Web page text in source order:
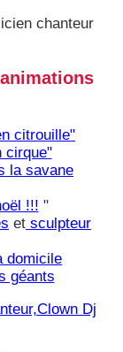
chanteur
citrouille"
cirque"
la savane
!!! "
et sculpteur
domicile
géants
Dj